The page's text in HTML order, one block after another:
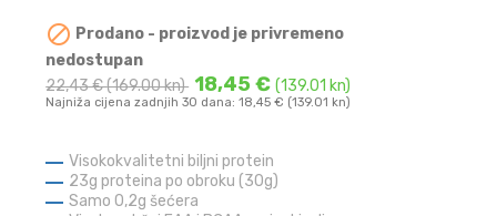
 Prodano - proizvod je privremeno
nedostupan
22,43 €(169.00 kn) 18,45 €(139.01 kn)
Najniža cijena zadnjih 30 dana: 18,45 € (139.01 kn)
Visokokvalitetni biljni protein
23g proteina po obroku (30g)
Samo 0,2g šećera